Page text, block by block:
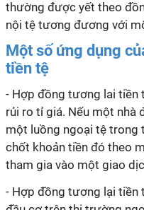
thường được yết theo
nội tệ tương đương với
Một số ứng dụng
tiền tệ
- Hợp đồng tương lai tiền
rủi ro tỉ giá. Nếu một nhà
một luồng ngoại tệ trong
chốt khoản tiền đó theo
tham gia vào một giao
- Hợp đồng tương lại tiền